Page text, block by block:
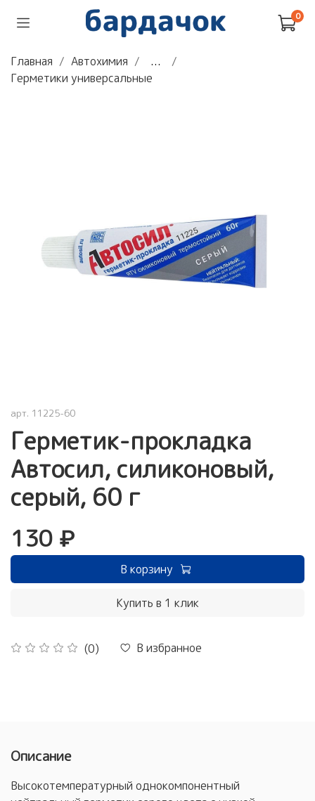
0
Главная Автохимия
...
Герметики универсальные
арт. 11225-60
Герметик-прокладка
Автосил, силиконовый,
серый, 60 г
(0) В избранное
130 ₽
В корзину
Купить в 1 клик
Описание
Высокотемпературный однокомпонентный